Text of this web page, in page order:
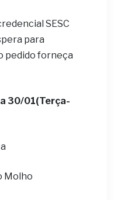
SESC
para
pedido forneça
30/01(Terça-
Molho